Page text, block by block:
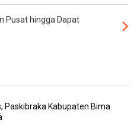
Pusat hingga Dapat
Paskibraka Kabupaten Bima